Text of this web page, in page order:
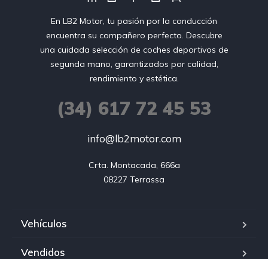
En LB2 Motor, tu pasión por la conducción
encuentra su compañero perfecto. Descubre
una cuidada selección de coches deportivos de
segunda mano, garantizados por calidad,
rendimiento y estética.
(34) 617 72 45 53
info@lb2motor.com
Crta. Montacada, 666a
08227 Terrassa
Vehículos
Vendidos